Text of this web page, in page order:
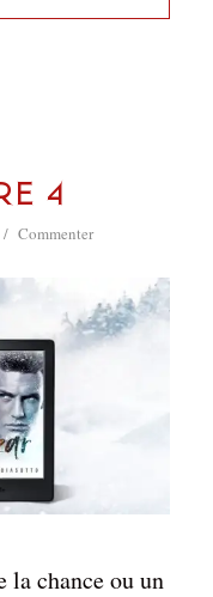
4
Commenter
la chance ou un